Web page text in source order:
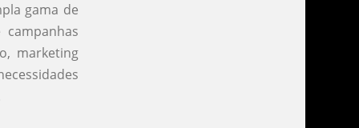
gama de
marketing